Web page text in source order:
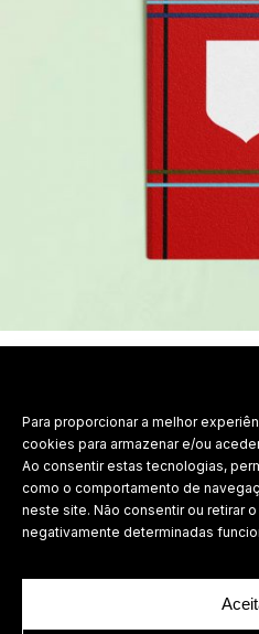
Para proporcionar a melhor
cookies para armazenar e/ou
Ao consentir estas tecnologias,
como o comportamento de
neste site. Não consentir ou retirar
negativamente determinadas
Labdesign, Lda.
2026 Todos os direitos
Política de Privacidade